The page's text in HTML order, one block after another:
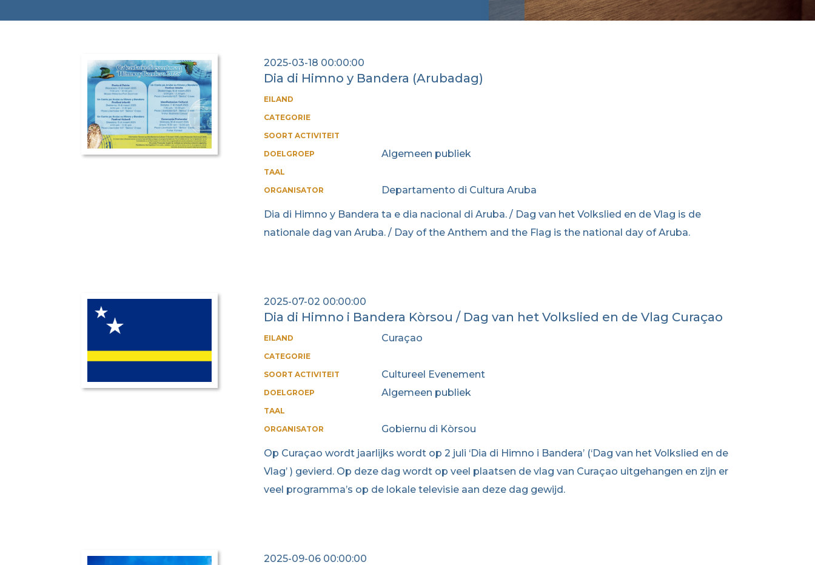
2025-03-18 00:00:00
Dia di Himno y Bandera (Arubadag)
EILAND
CATEGORIE
SOORT ACTIVITEIT
DOELGROEP
Algemeen publiek
TAAL
ORGANISATOR
Departamento di Cultura Aruba
Dia di Himno y Bandera ta e dia nacional di Aruba. / Dag van het Volkslied en de Vlag is de
nationale dag van Aruba. / Day of the Anthem and the Flag is the national day of Aruba.
2025-07-02 00:00:00
Dia di Himno i Bandera Kòrsou / Dag van het Volkslied en de Vlag Curaçao
EILAND Curaçao
CATEGORIE
SOORT ACTIVITEIT
Cultureel Evenement
DOELGROEP Algemeen publiek
TAAL
ORGANISATOR
Gobiernu di Kòrsou
Op Curaçao wordt jaarlijks wordt op 2 juli ‘Dia di Himno i Bandera’ (‘Dag van het Volkslied en de
Vlag’ ) gevierd. Op deze dag wordt op veel plaatsen de vlag van Curaçao uitgehangen en zijn er
veel programma’s op de lokale televisie aan deze dag gewijd.
2025-09-06 00:00:00